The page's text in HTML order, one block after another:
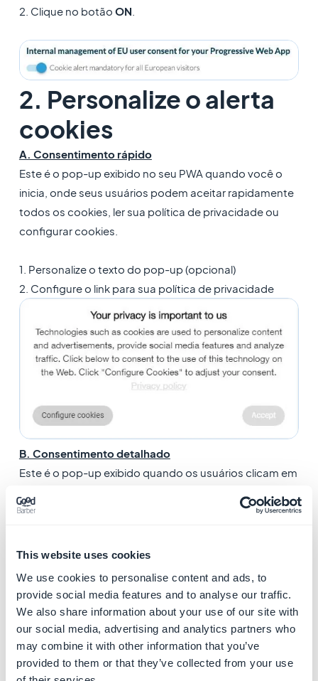
This website uses cookies
We use cookies to personalise content and ads, to
provide social media features and to analyse our traffic.
We also share information about your use of our site with
our social media, advertising and analytics partners who
may combine it with other information that you’ve
provided to them or that they’ve collected from your use
2. Clique no botão ON
2. Personalize o alerta
cookies
A. Consentimento rápido
Este é o pop-up exibido no seu PWA quando você o
inicia, onde seus usuários podem aceitar rapidamente
todos os cookies, ler sua política de privacidade ou
configurar cookies.
1. Personalize o texto do pop-up (opcional)
2. Configure o link para sua política de privacidade
B. Consentimento detalhado
Este é o pop-up exibido quando os usuários clicam em
rápido.
1. Personalize o cabeçalho e o texto do pop-up
2. Personalize o texto referente aos cookies
relacionados a estatísticas e anúncios configurados
através do back office (serviços internos)
3. Personalize o texto referente aos cookies
relacionados ao Google Analytics e ao Google Tag